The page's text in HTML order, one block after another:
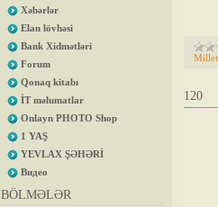
Xəbərlər
Elan lövhəsi
Bank Xidmətləri
Forum
Qonaq kitabı
İT məlumatlar
Onlayn PHOTO Shop
1 YAŞ
YEVLAX ŞƏHƏRİ
Видео
BÖLMƏLƏR
120